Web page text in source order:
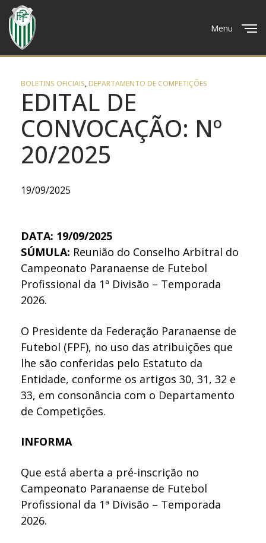
Menu
BOLETINS OFICIAIS,DEPARTAMENTO DE COMPETIÇÕES
EDITAL DE
CONVOCAÇÃO: Nº
20/2025
19/09/2025
DATA: 19/09/2025
SÚMULA: Reunião do Conselho Arbitral do
Campeonato Paranaense de Futebol
Profissional da 1ª Divisão – Temporada
2026.
O Presidente da Federação Paranaense de
Futebol (FPF), no uso das atribuições que
lhe são conferidas pelo Estatuto da
Entidade, conforme os artigos 30, 31, 32 e
33, em consonância com o Departamento
de Competições.
INFORMA
Que está aberta a pré-inscrição no
Campeonato Paranaense de Futebol
Profissional da 1ª Divisão – Temporada
2026.